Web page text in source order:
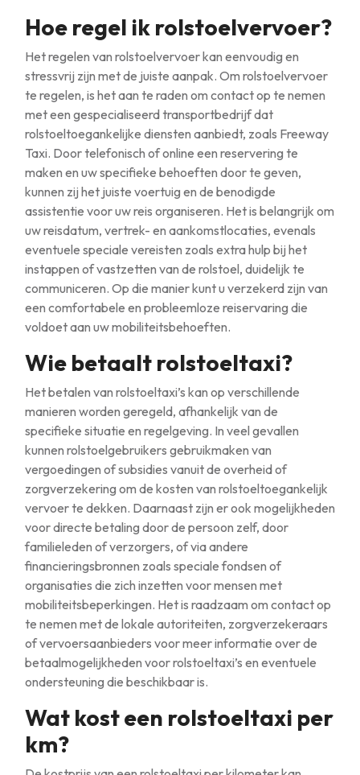
Hoe regel ik rolstoelvervoer?
Het regelen van rolstoelvervoer kan eenvoudig en
stressvrij zijn met de juiste aanpak. Om rolstoelvervoer
te regelen, is het aan te raden om contact op te nemen
met een gespecialiseerd transportbedrijf dat
rolstoeltoegankelijke diensten aanbiedt, zoals Freeway
Taxi. Door telefonisch of online een reservering te
maken en uw specifieke behoeften door te geven,
kunnen zij het juiste voertuig en de benodigde
assistentie voor uw reis organiseren. Het is belangrijk om
uw reisdatum, vertrek- en aankomstlocaties, evenals
eventuele speciale vereisten zoals extra hulp bij het
instappen of vastzetten van de rolstoel, duidelijk te
communiceren. Op die manier kunt u verzekerd zijn van
een comfortabele en probleemloze reiservaring die
voldoet aan uw mobiliteitsbehoeften.
Wie betaalt rolstoeltaxi?
Het betalen van rolstoeltaxi’s kan op verschillende
manieren worden geregeld, afhankelijk van de
specifieke situatie en regelgeving. In veel gevallen
kunnen rolstoelgebruikers gebruikmaken van
vergoedingen of subsidies vanuit de overheid of
zorgverzekering om de kosten van rolstoeltoegankelijk
vervoer te dekken. Daarnaast zijn er ook mogelijkheden
voor directe betaling door de persoon zelf, door
familieleden of verzorgers, of via andere
financieringsbronnen zoals speciale fondsen of
organisaties die zich inzetten voor mensen met
mobiliteitsbeperkingen. Het is raadzaam om contact op
te nemen met de lokale autoriteiten, zorgverzekeraars
of vervoersaanbieders voor meer informatie over de
betaalmogelijkheden voor rolstoeltaxi’s en eventuele
ondersteuning die beschikbaar is.
Wat kost een rolstoeltaxi per
km?